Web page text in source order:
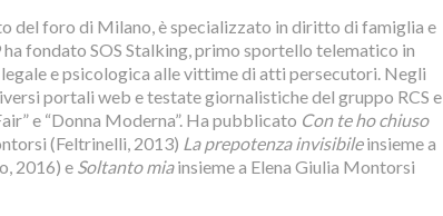
del foro di Milano, è specializzato in diritto di famiglia e
fondato SOS Stalking, primo sportello telematico in
e psicologica alle vittime di atti persecutori. Negli
portali web e testate giornalistiche del gruppo RCS e
e “Donna Moderna”. Ha pubblicato Con te ho chiuso
(Feltrinelli, 2013) La prepotenza invisibileinsieme a
2016) e Soltanto miainsieme a Elena Giulia Montorsi